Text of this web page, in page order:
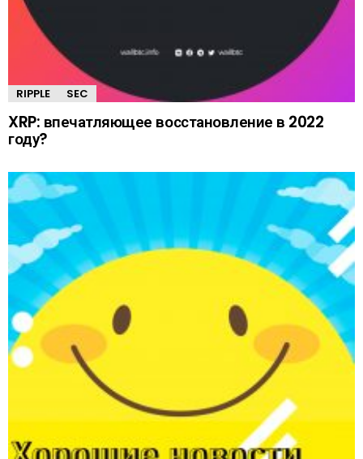
RIPPLE SEC
XRP: впечатляющее восстановление в 2022
году?